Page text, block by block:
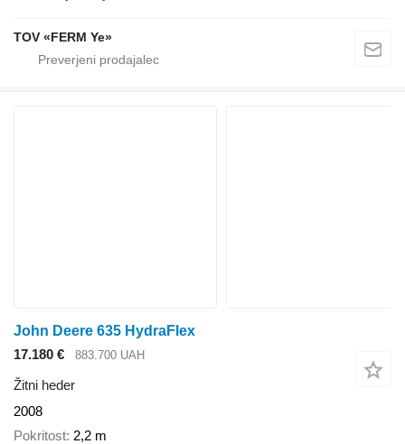
TOV «FERM Ye»
John Deere 635 HydraFlex
17.180 €
883.700 UAH
Žitni heder
2008
Pokritost 2,2 m